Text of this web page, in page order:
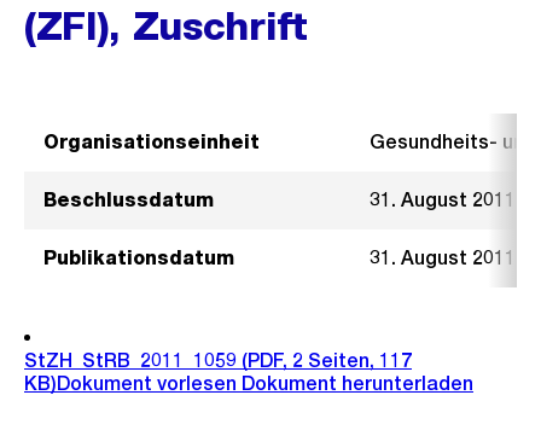
(ZFI), Zuschrift
Organisationseinheit Gesundheits-
Beschlussdatum 31. August 2011
Publikationsdatum 31. August 2011
StZH_StRB_2011_1059 (PDF, 2 Seiten, 117
KB)Dokument vorlesen Dokument herunterladen